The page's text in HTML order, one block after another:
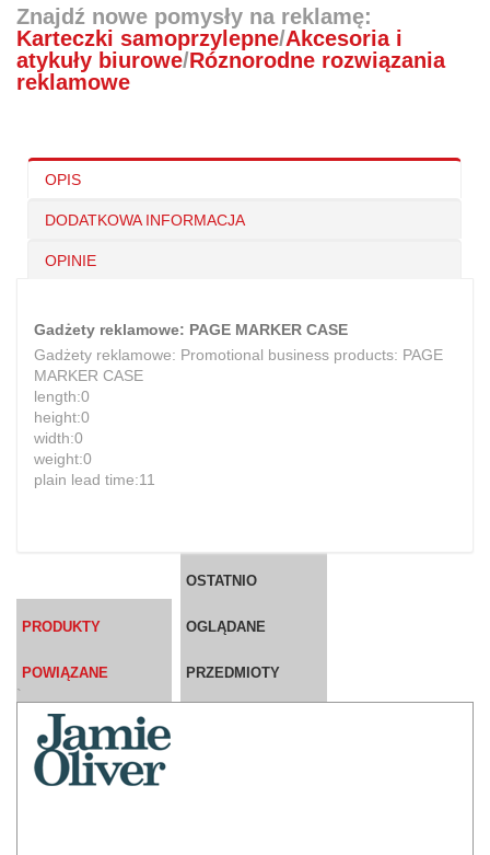
Znajdź nowe pomysły na reklamę:
Karteczki samoprzylepne/Akcesoria i
atykuły biurowe/Róznorodne rozwiązania
reklamowe
OPIS
DODATKOWA INFORMACJA
OPINIE
Gadżety reklamowe: PAGE MARKER CASE
Gadżety reklamowe: Promotional business products: PAGE
MARKER CASE
length:0
height:0
width:0
weight:0
plain lead time:11
PRODUKTY
POWIĄZANE
OSTATNIO
OGLĄDANE
PRZEDMIOTY
`